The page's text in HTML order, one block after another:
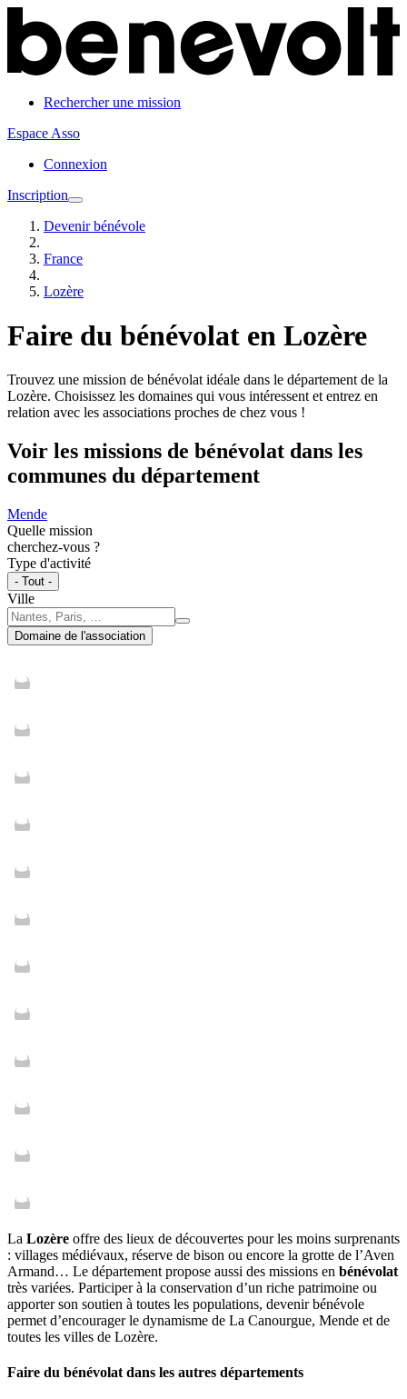
Rechercher une mission
Espace Asso
Connexion
Inscription
Devenir bénévole
France
Lozère
Faire du bénévolat en Lozère
Trouvez une mission de bénévolat idéale dans le département de la
Lozère. Choisissez les domaines qui vous intéressent et entrez en
relation avec les associations proches de chez vous !
Voir les missions de bénévolat dans les
communes du département
Mende
Quelle mission
cherchez-vous ?
Type d'activité
- Tout -
Ville
Domaine de l'association
La Lozère offre des lieux de découvertes pour les moins surprenants
: villages médiévaux, réserve de bison ou encore la grotte de l’Aven
Armand… Le département propose aussi des missions en bénévolat
très variées. Participer à la conservation d’un riche patrimoine ou
apporter son soutien à toutes les populations, devenir bénévole
permet d’encourager le dynamisme de La Canourgue, Mende et de
toutes les villes de Lozère.
Faire du bénévolat dans les autres départements